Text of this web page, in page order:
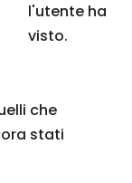
l'utente ha
visto.
che
stati